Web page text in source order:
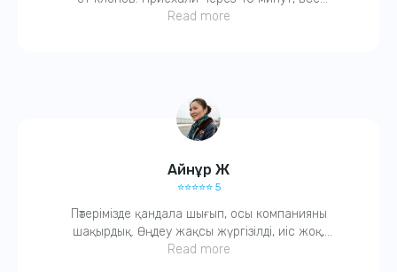
объяснили, обработали, запаха почти не было.
Read more
Айнұр Ж
⭐️⭐️⭐️⭐️⭐️ 5
Пәтерімізде қандала шығып, осы компанияны
шақырдық. Өңдеу жақсы жүргізілді, иіс жоқ,
балаларға да зиянсыз деді. Қазір бәрі таза. Ұнады,
Read more
при первом
обращении!
Свяжитесь с нами по телефону или в WhatsApp